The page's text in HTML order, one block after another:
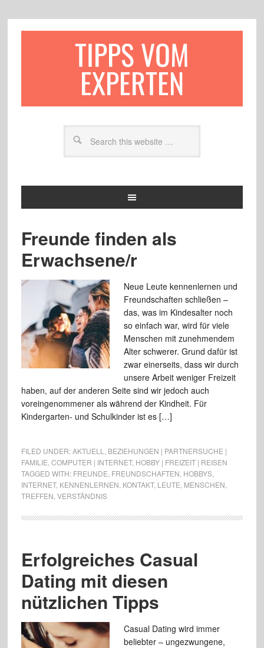
TIPPS VOM
EXPERTEN
Freunde finden als
Erwachsene/r
Neue Leute kennenlernen und
Freundschaften schließen –
das, was im Kindesalter noch
so einfach war, wird für viele
Menschen mit zunehmendem
Alter schwerer. Grund dafür ist
zwar einerseits, dass wir durch
unsere Arbeit weniger Freizeit
haben, auf der anderen Seite sind wir jedoch auch
voreingenommener als während der Kindheit. Für
Kindergarten- und Schulkinder ist es […]
FILED UNDER:AKTUELL
BEZIEHUNGEN | PARTNERSUCHE |
FAMILIE COMPUTER | INTERNET, HOBBY | FREIZEIT | REISEN
TAGGED WITH: FREUNDE FREUNDSCHAFTEN HOBBYS,
INTERNET, KENNENLERNEN KONTAKT, LEUTE MENSCHEN
TREFFEN VERSTÄNDNIS
Erfolgreiches Casual
Dating mit diesen
nützlichen Tipps
Casual Dating wird immer
beliebter – ungezwungene,